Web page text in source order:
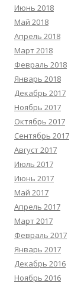
Июнь 2018
Май 2018
Апрель 2018
Март 2018
Февраль 2018
Январь 2018
Декабрь 2017
Ноябрь 2017
Октябрь 2017
Сентябрь 2017
Август 2017
Июль 2017
Июнь 2017
Май 2017
Апрель 2017
Март 2017
Февраль 2017
Январь 2017
Декабрь 2016
Ноябрь 2016